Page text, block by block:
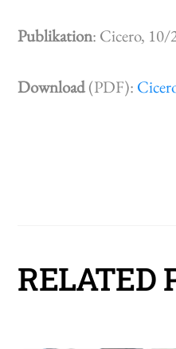
Publikation: Cicero, 10/
Download(PDF):
RELATED